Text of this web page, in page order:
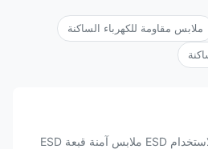
ملابس مقاومة للكهرباء الساكنة
قابلة للتنفس قابلة لإعادة الاستخدام ESD ملابس آمنة قبعة ESD